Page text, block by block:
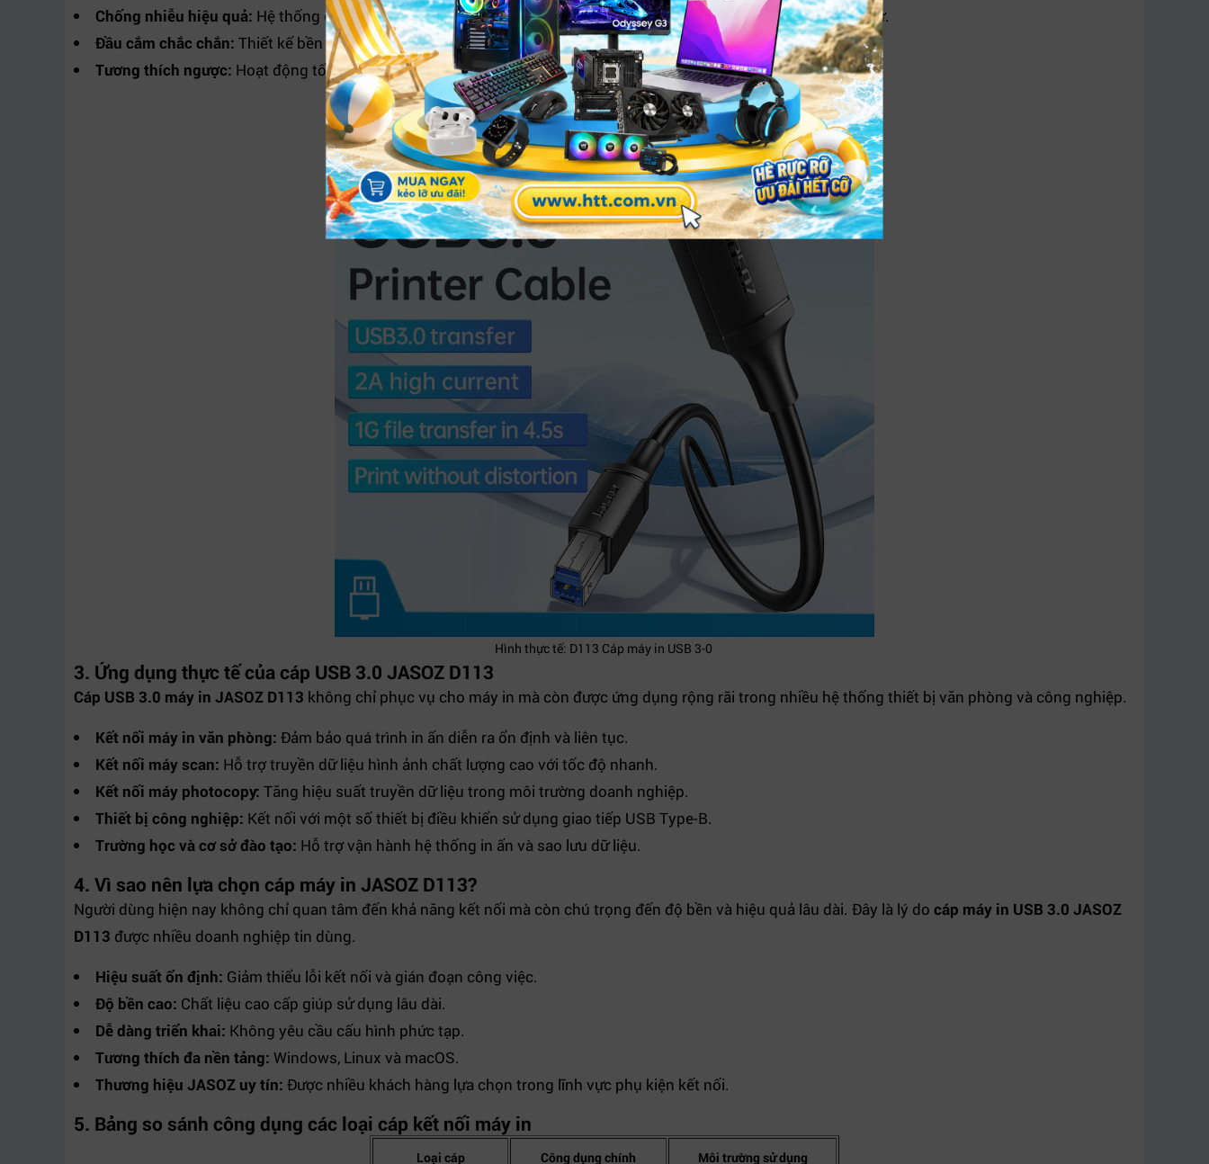
Chống nhiễu hiệu quả: Hệ thống chống nhiễu giúp đảm bảo tín hiệu ổn định trong môi trường nhiều thiết bị điện tử.
Đầu cắm chắc chắn: Thiết kế bền bỉ, chống oxy hóa, tăng tuổi thọ kết nối.
Tương thích ngược: Hoạt động tốt với các cổng USB 2.0 và USB 1.1.
Hình thực tế: D113 Cáp máy in USB 3-0
3. Ứng dụng thực tế của cáp USB 3.0 JASOZ D113
Cáp USB 3.0 máy in JASOZ D113 không chỉ phục vụ cho máy in mà còn được ứng dụng rộng rãi trong nhiều hệ thống thiết bị văn phòng và công nghiệp.
Kết nối máy in văn phòng: Đảm bảo quá trình in ấn diễn ra ổn định và liên tục.
Kết nối máy scan: Hỗ trợ truyền dữ liệu hình ảnh chất lượng cao với tốc độ nhanh.
Kết nối máy photocopy: Tăng hiệu suất truyền dữ liệu trong môi trường doanh nghiệp.
Thiết bị công nghiệp: Kết nối với một số thiết bị điều khiển sử dụng giao tiếp USB Type-B.
Trường học và cơ sở đào tạo: Hỗ trợ vận hành hệ thống in ấn và sao lưu dữ liệu.
4. Vì sao nên lựa chọn cáp máy in JASOZ D113?
Người dùng hiện nay không chỉ quan tâm đến khả năng kết nối mà còn chú trọng đến độ bền và hiệu quả lâu dài. Đây là lý do cáp máy in USB 3.0 JASOZ
D113 được nhiều doanh nghiệp tin dùng.
Hiệu suất ổn định: Giảm thiểu lỗi kết nối và gián đoạn công việc.
Độ bền cao: Chất liệu cao cấp giúp sử dụng lâu dài.
Dễ dàng triển khai: Không yêu cầu cấu hình phức tạp.
Tương thích đa nền tảng: Windows, Linux và macOS.
Thương hiệu JASOZ uy tín: Được nhiều khách hàng lựa chọn trong lĩnh vực phụ kiện kết nối.
5. Bảng so sánh công dụng các loại cáp kết nối máy in
Loại cáp Công dụng chính Môi trường sử dụng